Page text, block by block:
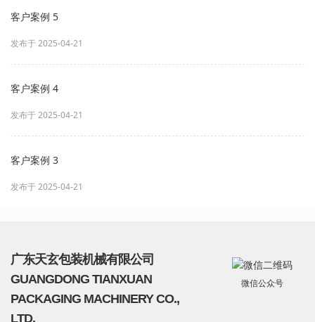
客户案例 5
发布于 2025-04-21
客户案例 4
发布于 2025-04-21
客户案例 3
发布于 2025-04-21
广东天玄包装机械有限公司
GUANGDONG TIANXUAN
PACKAGING MACHINERY CO.,
LTD.
微信公众号